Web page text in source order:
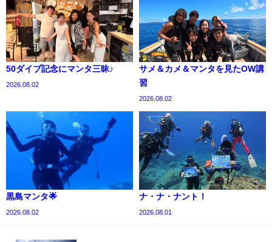
50ダイブ記念にマンタ三昧♪
2026.08.02
サメ＆カメ＆マンタを見たOW講
習
2026.08.02
黒島マンタ🌟
2026.08.02
ナ・ナ・ナント！
2026.08.01